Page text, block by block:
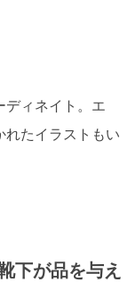
ディネイト。エ
れたイラストもい
下が品を与え